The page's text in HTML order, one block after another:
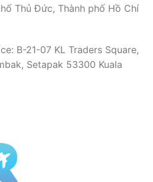
Thủ Đức, Thành phố Hồ Chí
B-21-07 KL Traders Square,
Setapak 53300 Kuala